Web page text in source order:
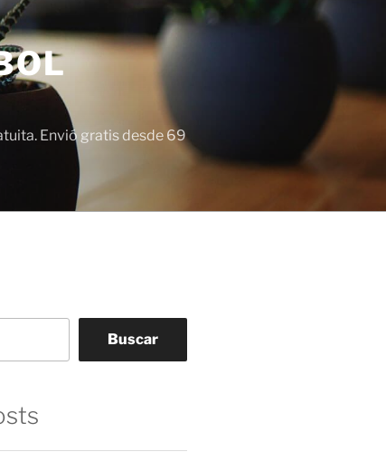
Envió gratis desde 69
Buscar